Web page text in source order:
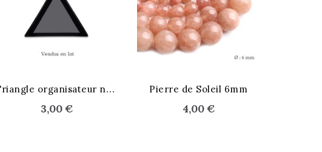
T
riangle organisateur noir
3,00 €
Pierre de Soleil 6mm
4,00 €